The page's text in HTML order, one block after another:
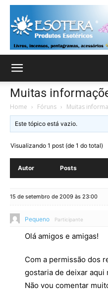
Muitas
Home › Fóruns › Muitas
Este tópico está vazio.
Visualizando 1 post (de 1 do total)
Autor Posts
15 de setembro de 2009 às 23:00
Pequeno Participante
Olá amigos e amigas!
Com a permissão dos
gostaria de deixar aqui
Não vou comentar